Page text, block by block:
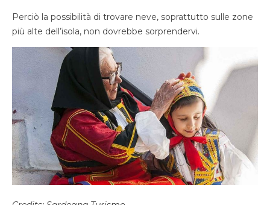
Perciò la possibilità di trovare neve, soprattutto sulle zone
più alte dell’isola, non dovrebbe sorprendervi.